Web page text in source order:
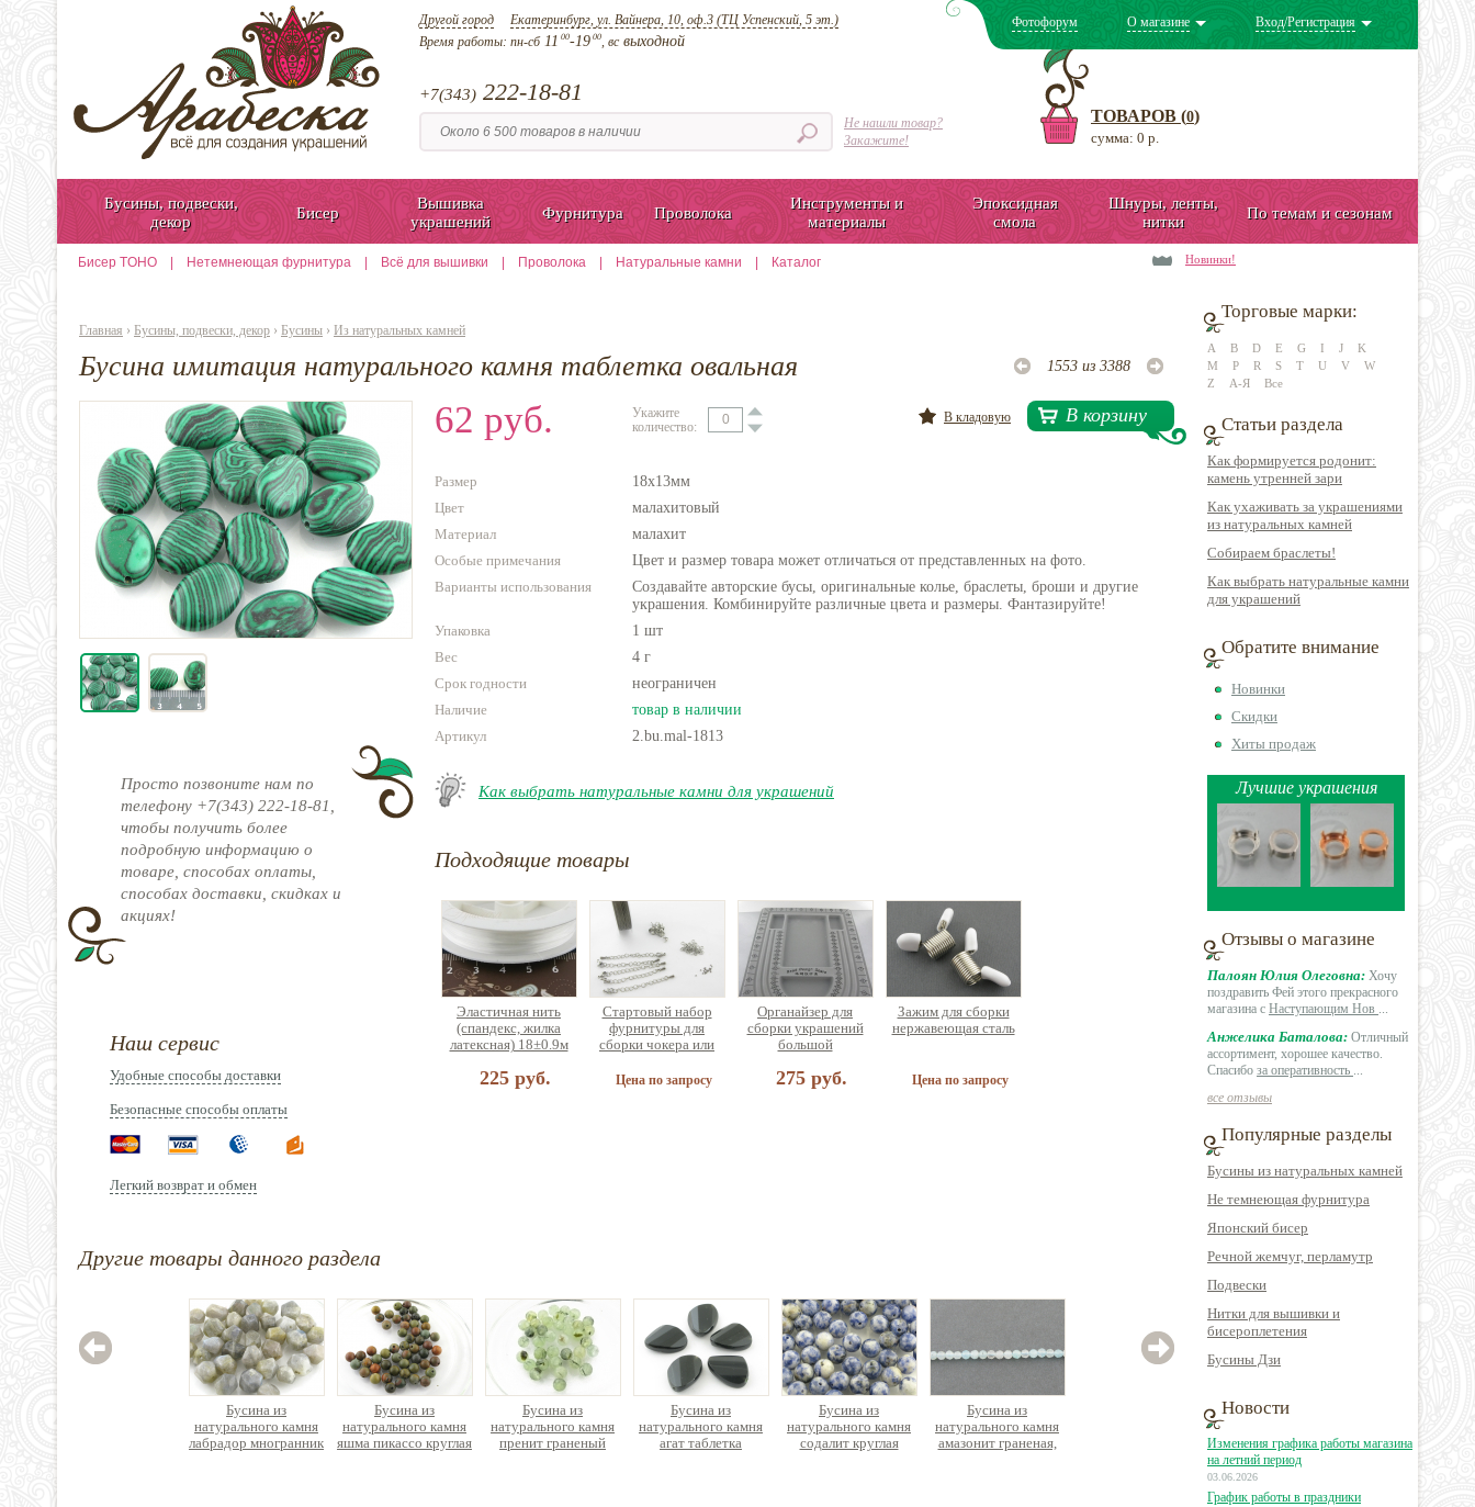
Другой город Екатеринбург, ул. Вайнера, 10, оф.3 (ТЦ Успенский, 5 эт.)
Время работы: пн-сб11 00-19 00, всвыходной
+7(343) 222-18-81
Не нашли товар?
Закажите!
Фотофорум О магазине Вход/Регистрация
ТОВАРОВ (0)
сумма: 0 р.
Бусины, подвески,
декор
Бисер
Вышивка
украшений
Фурнитура Проволока
Инструменты и
материалы
Эпоксидная
смола
Шнуры, ленты,
нитки
По темам и сезонам
Бисер TOHO Нетемнеющая фурнитура Всё для вышивки Проволока Натуральные камни Каталог Новинки!
Главная › Бусины, подвески, декор › Бусины › Из натуральных камней
Бусина имитация натурального камня таблетка овальная 1553 из 3388
Просто позвоните нам по
телефону +7(343) 222-18-81,
чтобы получить более
подробную информацию о
товаре, способах оплаты,
способах доставки, скидках и
акциях!
Наш сервис
Удобные способы доставки
Безопасные способы оплаты
Легкий возврат и обмен
62 руб.
Укажите
количество:
В корзину
В кладовую
Размер
18х13мм
Цвет
малахитовый
Материал
малахит
Особые примечания
Цвет и размер товара может отличаться от представленных на фото.
Варианты использования
Создавайте авторские бусы, оригинальные колье, браслеты, броши и другие
украшения. Комбинируйте различные цвета и размеры. Фантазируйте!
Упаковка
1 шт
Вес
4 г
Срок годности
неограничен
Наличие
товар в наличии
Артикул
2.bu.mal-1813
Как выбрать натуральные камни для украшений
Подходящие товары
Эластичная нить
(спандекс, жилка
латексная) 18±0.9м
225 руб.
Стартовый набор
фурнитуры для
сборки чокера или
украшений)
Цена по запросу
Органайзер для
сборки украшений
большой
275 руб.
Зажим для сборки
нержавеющая сталь
Цена по запросу
Другие товары данного раздела
Бусина из
натурального камня
лабрадор многранник
Бусина из
натурального камня
яшма пикассо круглая
Бусина из
натурального камня
пренит граненый
Бусина из
натурального камня
агат таблетка
Бусина из
натурального камня
содалит круглая
Бусина из
натурального камня
амазонит граненая,
Бусина из
натурального камня
кварц в форме
прямоугольной
таблетки с 2-мя
отв.5мм
змеевик круглая
Торговые марки:
A B D E G I J
K
M
P R S T U V
W
Z
А-Я Все
Статьи раздела
Как формируется родонит:
камень утренней зари
Как ухаживать за украшениями
из натуральных камней
Собираем браслеты!
Как выбрать натуральные камни
для украшений
Обратите внимание
Новинки
Скидки
Хиты продаж
Лучшие украшения
Отзывы о магазине
Палоян Юлия Олеговна: Хочу
поздравить Фей этого прекрасного
магазина с Наступающим Нов ...
Анжелика Баталова: Отличный
ассортимент, хорошее качество.
Спасибо за оперативность ...
все отзывы
Популярные разделы
Бусины из натуральных камней
Не темнеющая фурнитура
Японский бисер
Речной жемчуг, перламутр
Подвески
Нитки для вышивки и
бисероплетения
Бусины Дзи
Новости
Изменения графика работы магазина
на летний период
03.06.2026
График работы в праздники